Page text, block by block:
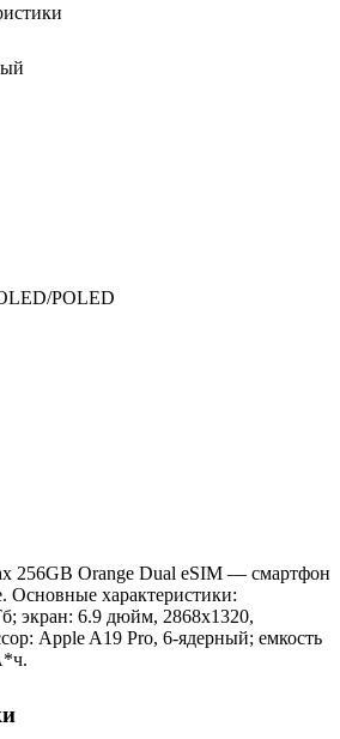
POLED
256GB Orange Dual eSIM — смартфон
Основные характеристики:
экран: 6.9 дюйм, 2868x1320,
Apple A19 Pro, 6-ядерный; емкость